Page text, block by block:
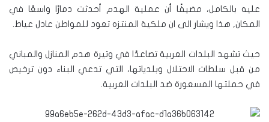
عليه بالكامل، مضيفًا أن عملية الهدم أحدثت دمارًا واسعًا في
المكان, هذا ويشار الى ان ملكية المنتزه تعود للمواطن عادل عياط.
حيث تشهد البلدات العربية تصاعدًا في وتيرة هدم المنازل والمباني
من قبل سلطات الاحتلال وبلدياتها، التي تدعي البناء دون ترخيص
في حملتها المسعورة ضد البلدات العربية.